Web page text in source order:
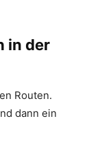
in der
Routen.
dann ein